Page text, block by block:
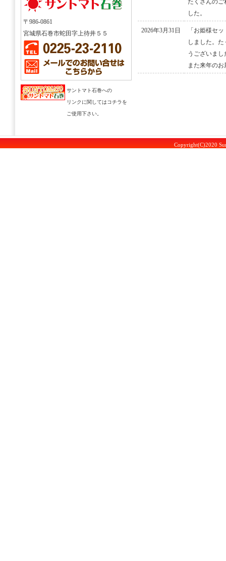
〒986-0861
宮城県石巻市蛇田字上待井５５
サントマト石巻への
リンクに関してはコチラを
ご使用下さい。
たくさんのご
した。
2026年3月31日
「お姫様セ
しました。
うございまし
また来年の
Copyright(C)2020